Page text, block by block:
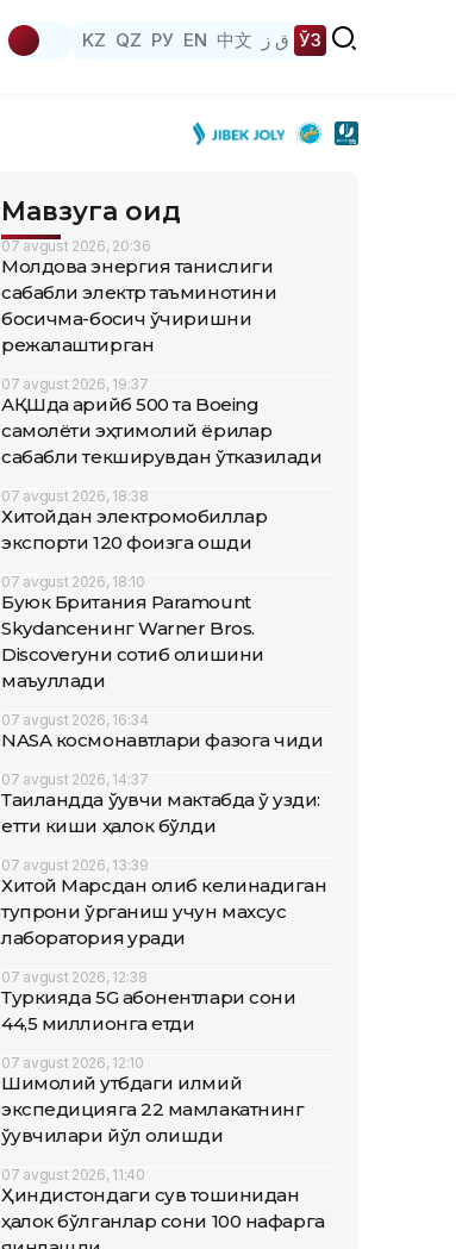
KZ QZ РУ EN 中文 ق ز ЎЗ
Мавзуга оид
07 avgust 2026, 20:36
Молдова энергия танқислиги
сабабли электр таъминотини
босқичма-босқич ўчиришни
режалаштирган
07 avgust 2026, 19:37
АҚШда қарийб 500 та Boeing
самолёти эҳтимолий ёриқлар
сабабли текширувдан ўтказилади
07 avgust 2026, 18:38
Хитойдан электромобиллар
экспорти 120 фоизга ошди
07 avgust 2026, 18:10
Буюк Британия Paramount
Skydanceнинг Warner Bros.
Discoveryни сотиб олишини
маъқуллади
07 avgust 2026, 16:34
NASA космонавтлари фазога чиқди
07 avgust 2026, 14:37
Таиландда ўқувчи мактабда ўқ узди:
етти киши ҳалок бўлди
07 avgust 2026, 13:39
Хитой Марсдан олиб келинадиган
тупроқни ўрганиш учун махсус
лаборатория қуради
07 avgust 2026, 12:38
Туркияда 5G абонентлари сони
44,5 миллионга етди
07 avgust 2026, 12:10
Шимолий қутбдаги илмий
экспедицияга 22 мамлакатнинг
ўқувчилари йўл олишди
07 avgust 2026, 11:40
Ҳиндистондаги сув тошқинидан
ҳалок бўлганлар сони 100 нафарга